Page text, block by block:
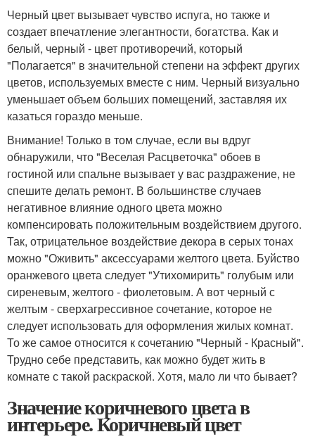
Черный цвет вызывает чувство испуга, но также и
создает впечатление элегантности, богатства. Как и
белый, черный - цвет противоречий, который
"Полагается" в значительной степени на эффект других
цветов, используемых вместе с ним. Черный визуально
уменьшает объем больших помещений, заставляя их
казаться гораздо меньше.
Внимание! Только в том случае, если вы вдруг
обнаружили, что "Веселая Расцветочка" обоев в
гостиной или спальне вызывает у вас раздражение, не
спешите делать ремонт. В большинстве случаев
негативное влияние одного цвета можно
компенсировать положительным воздействием другого.
Так, отрицательное воздействие декора в серых тонах
можно "Оживить" аксессуарами желтого цвета. Буйство
оранжевого цвета следует "Утихомирить" голубым или
сиреневым, желтого - фиолетовым. А вот черный с
желтым - сверхагрессивное сочетание, которое не
следует использовать для оформления жилых комнат.
То же самое относится к сочетанию "Черный - Красный".
Трудно себе представить, как можно будет жить в
комнате с такой раскраской. Хотя, мало ли что бывает?
Значение коричневого цвета в
интерьере. Коричневый цвет